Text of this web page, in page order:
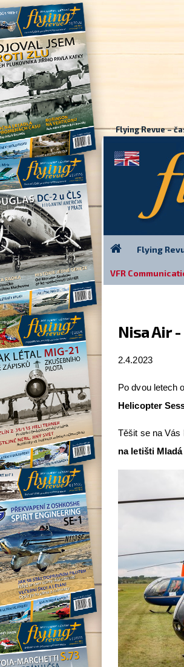
Nisa Air
2.4.2023
Po dvou letech
Helicopter
Těšit se na
na letišti
Flying Revue –
Flying
VFR